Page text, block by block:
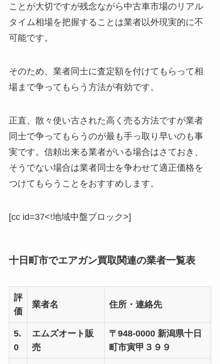
ことが大切ですが残念ながら中古車市場のリアル
タイム相場を把握することは業者以外現実的に不
可能です。
そのため、業者同士に査定額を付けてもらって相
場まで争ってもらう方法が有効です。
正直、散々使い古された高く売る方法ですが業者
同士で争ってもらうのが最も手っ取り早いのも事
実です。信頼出来る業者がいる場合はさておき、
そうでない場合は業者同士を争わせて適正価格を
つけてもらうことをおすすめします。
[cc id=37<!地域中盤ブロック>]
十日町市でエアガン買取関連の業者一覧表
評
価
業者名 住所・連絡先
5.
0
エムズオート販
売
〒948-0000 新潟県十日
町市寅甲３９９